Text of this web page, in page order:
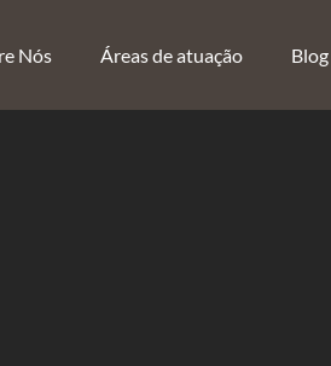
Nós Áreas de atuação Blog